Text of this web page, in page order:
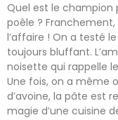
Quel est le champion
poêle ?
l’affaire ! On a testé
toujours bluffant.
noisette qui rappelle
Une fois, on a même
d’avoine, la pâte est
magie d’une cuisine